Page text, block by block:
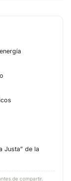
Justa” de la
de compartir.